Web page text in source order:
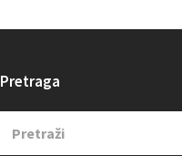
Pretraga